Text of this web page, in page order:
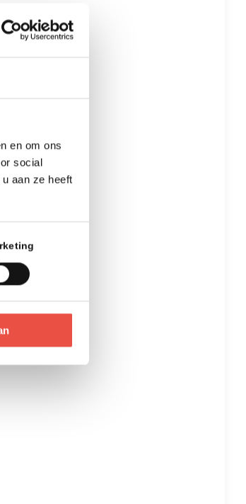
en om ons
social
aan ze heeft